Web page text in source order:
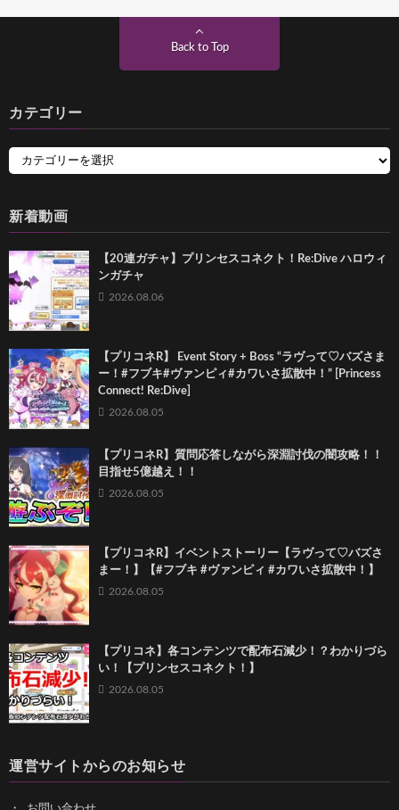
Back to Top
カテゴリー
新着動画
【20連ガチャ】プリンセスコネクト！Re:Dive ハロウィ
ンガチャ
2026.08.06
【プリコネR】 Event Story + Boss “ラヴって♡バズさま
ー！#フブキ#ヴァンピィ#カワいさ拡散中！” [Princess
Connect! Re:Dive]
2026.08.05
【プリコネR】質問応答しながら深淵討伐の闇攻略！！
目指せ5億越え！！
2026.08.05
【プリコネR】イベントストーリー【ラヴって♡バズさ
まー！】【#フブキ #ヴァンピィ #カワいさ拡散中！】
2026.08.05
【プリコネ】各コンテンツで配布石減少！？わかりづら
い！【プリンセスコネクト！】
2026.08.05
運営サイトからのお知らせ